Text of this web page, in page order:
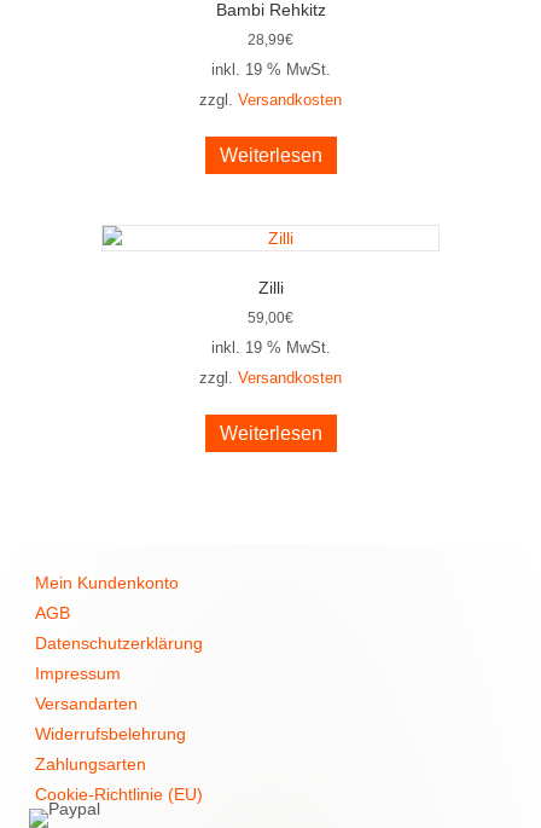
Bambi Rehkitz
28,99€
inkl. 19 % MwSt.
zzgl. Versandkosten
Weiterlesen
Zilli
59,00€
inkl. 19 % MwSt.
zzgl. Versandkosten
Weiterlesen
Mein Kundenkonto
AGB
Datenschutzerklärung
Impressum
Versandarten
Widerrufsbelehrung
Zahlungsarten
Cookie-Richtlinie (EU)